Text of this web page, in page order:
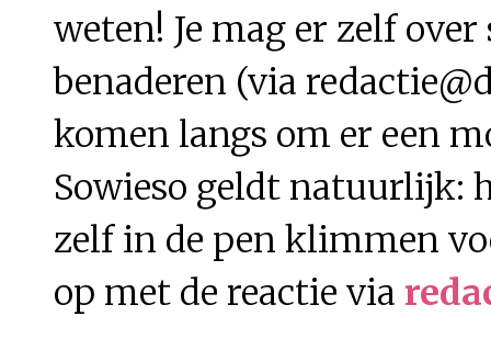
weten! Je mag er zelf
benaderen (via
komen langs om er een
Sowieso geldt natuurlijk:
zelf in de pen klimmen
op met de reactie via